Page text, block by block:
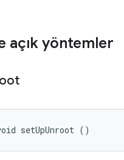
açık yöntemler
setUpUnroot ()